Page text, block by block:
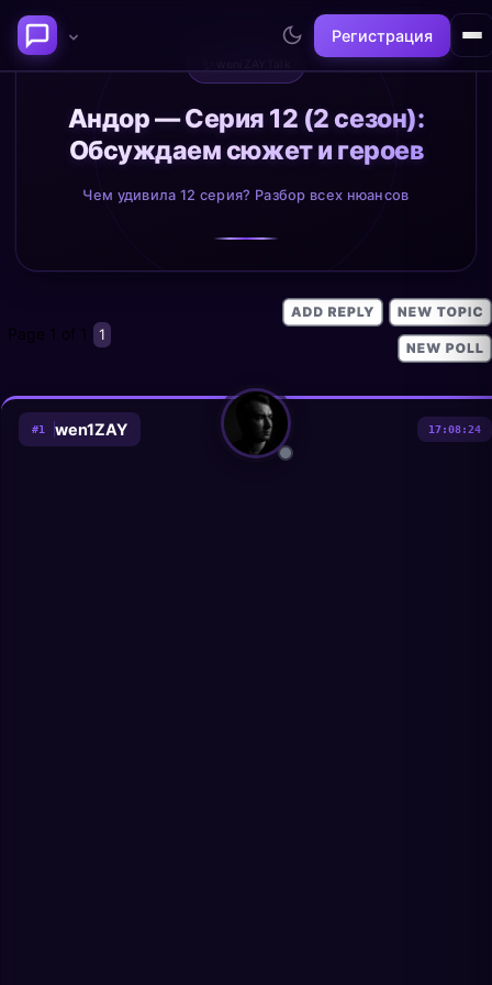
Регистрация
Последние темы
Философия сознания:
где граница между "я" и
Нейронаука и
реальность
Андор — Серия 12 (2 сезон):
Обсуждаем сюжет и героев
Чем удивила 12 серия? Разбор всех нюансов
Page 1 of 1 1
#1 wen1ZAY 17:08:24